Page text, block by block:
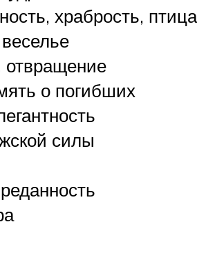
храбрость,
отвращение
о погибших
силы